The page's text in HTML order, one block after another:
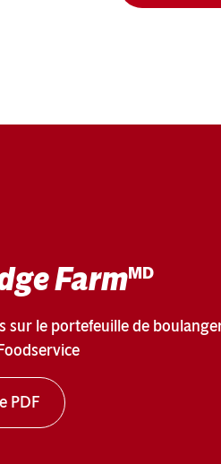
FarmMD
sur le portefeuille de
PDF